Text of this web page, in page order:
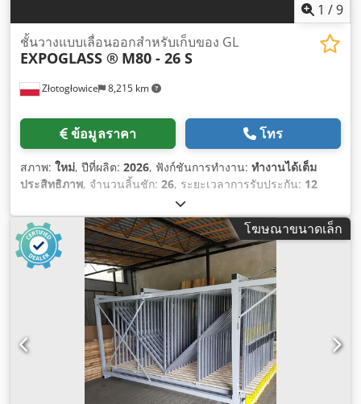
1 /9
Złotogłowice 8,215 km
ชั้นวางแบบเลื่อนออกสำหรับเก็บของ GL
EXPOGLASS ® M80 - 26 S
ข้อมูลราคา โทร
สภาพ: ใหม่, ปีที่ผลิต: 2026, ฟังก์ชันการทำงาน: ทำงานได้เต็ม
ประสิทธิภาพ, จำนวนลิ้นชัก: 26, ระยะเวลาการรับประกัน: 12
โฆษณาขนาดเล็ก